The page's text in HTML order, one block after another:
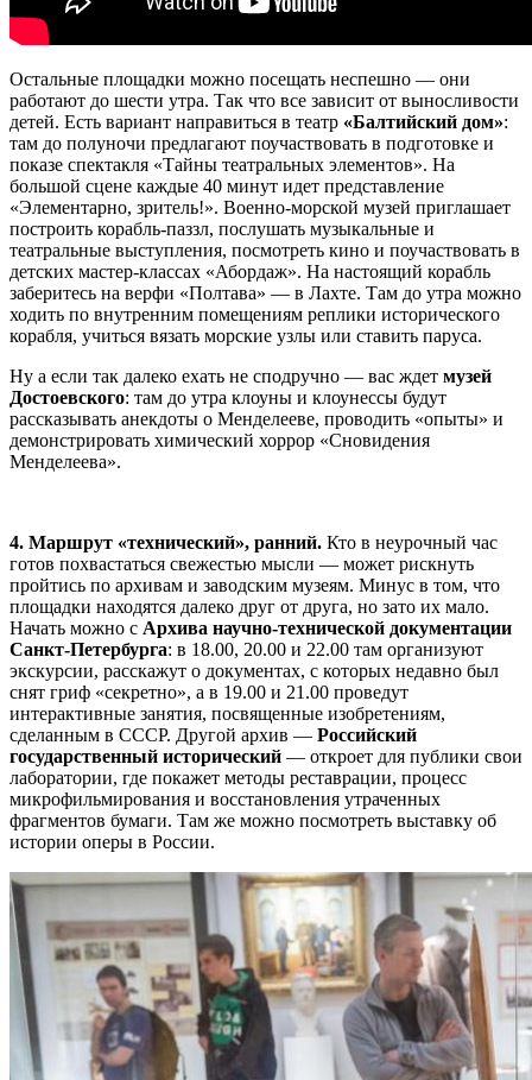
Остальные площадки можно посещать неспешно — они
работают до шести утра. Так что все зависит от выносливости
детей. Есть вариант направиться в театр «Балтийский дом»:
там до полуночи предлагают поучаствовать в подготовке и
показе спектакля «Тайны театральных элементов». На
большой сцене каждые 40 минут идет представление
«Элементарно, зритель!». Военно-морской музей приглашает
построить корабль-паззл, послушать музыкальные и
театральные выступления, посмотреть кино и поучаствовать в
детских мастер-классах «Абордаж». На настоящий корабль
заберитесь на верфи «Полтава» — в Лахте. Там до утра можно
ходить по внутренним помещениям реплики исторического
корабля, учиться вязать морские узлы или ставить паруса.
Ну а если так далеко ехать не сподручно — вас ждет музей
Достоевского: там до утра клоуны и клоунессы будут
рассказывать анекдоты о Менделееве, проводить «опыты» и
демонстрировать химический хоррор «Сновидения
Менделеева».
4. Маршрут «технический», ранний. Кто в неурочный час
готов похвастаться свежестью мысли — может рискнуть
пройтись по архивам и заводским музеям. Минус в том, что
площадки находятся далеко друг от друга, но зато их мало.
Начать можно с Архива научно-технической документации
Санкт-Петербурга: в 18.00, 20.00 и 22.00 там организуют
экскурсии, расскажут о документах, с которых недавно был
снят гриф «секретно», а в 19.00 и 21.00 проведут
интерактивные занятия, посвященные изобретениям,
сделанным в СССР. Другой архив — Российский
государственный исторический — откроет для публики свои
лаборатории, где покажет методы реставрации, процесс
микрофильмирования и восстановления утраченных
фрагментов бумаги. Там же можно посмотреть выставку об
истории оперы в России.